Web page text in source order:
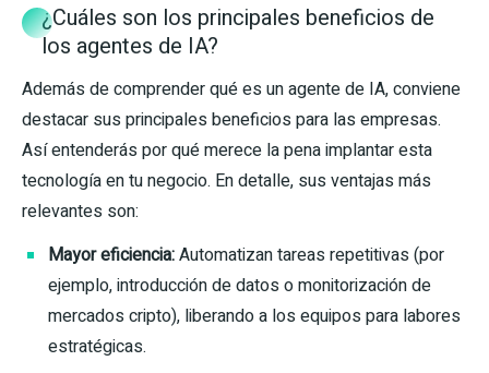
¿Cuáles son los principales beneficios de
los agentes de IA?
Además de comprender qué es un agente de IA, conviene
destacar sus principales beneficios para las empresas.
Así entenderás por qué merece la pena implantar esta
tecnología en tu negocio. En detalle, sus ventajas más
relevantes son:
Mayor eficiencia:Automatizan tareas repetitivas (por
ejemplo, introducción de datos o monitorización de
mercados cripto), liberando a los equipos para labores
estratégicas.